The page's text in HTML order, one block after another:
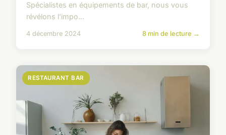
Spécialistes en équipements de bar, nous vous
révélons l'impo...
4 décembre 2024 8 min de lecture →
RESTAURANT BAR